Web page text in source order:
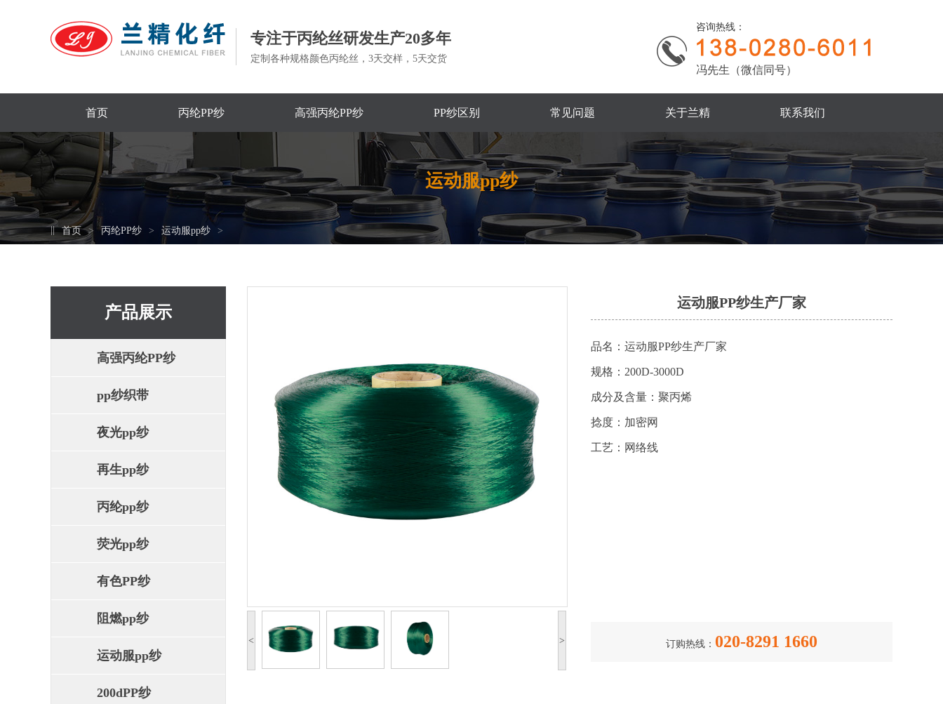
专注于丙纶丝研发生产20多年
定制各种规格颜色丙纶丝，3天交样，5天交货
咨询热线：
冯先生（微信同号）
首页 丙纶PP纱 高强丙纶PP纱 PP纱区别 常见问题 关于兰精 联系我们
运动服pp纱
首页 丙纶PP纱 运动服pp纱
产品展示
高强丙纶PP纱
pp纱织带
夜光pp纱
再生pp纱
丙纶pp纱
荧光pp纱
有色PP纱
阻燃pp纱
运动服pp纱
200dPP纱
< >
运动服PP纱生产厂家
品名：运动服PP纱生产厂家
规格：200D-3000D
成分及含量：聚丙烯
捻度：加密网
工艺：网络线
订购热线： 020-8291 1660